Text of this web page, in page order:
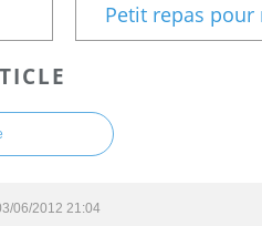
Petit repas pour
06/2012 21:04